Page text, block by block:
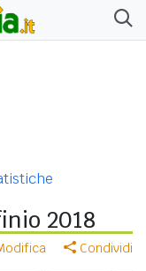
2018
Condividi